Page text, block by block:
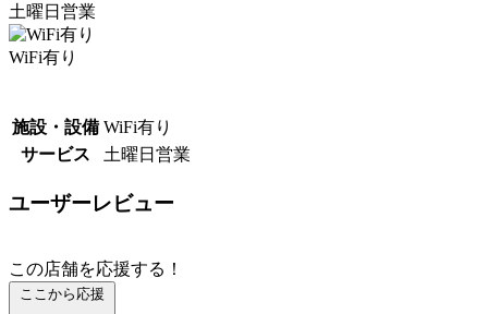
土曜日営業
WiFi有り
施設・設備 WiFi有り
サービス
土曜日営業
ユーザーレビュー
この店舗を応援する！
ここから応援